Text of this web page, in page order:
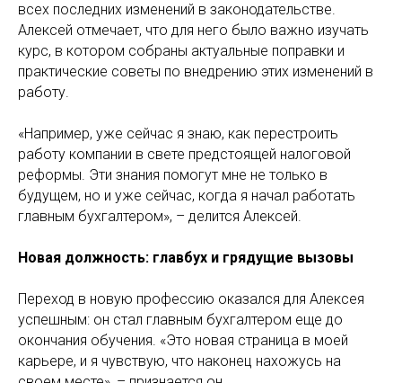
всех последних изменений в законодательстве.
Алексей отмечает, что для него было важно изучать
курс, в котором собраны актуальные поправки и
практические советы по внедрению этих изменений в
работу.
«Например, уже сейчас я знаю, как перестроить
работу компании в свете предстоящей налоговой
реформы. Эти знания помогут мне не только в
будущем, но и уже сейчас, когда я начал работать
главным бухгалтером», – делится Алексей.
Новая должность: главбух и грядущие вызовы
Переход в новую профессию оказался для Алексея
успешным: он стал главным бухгалтером еще до
окончания обучения. «Это новая страница в моей
карьере, и я чувствую, что наконец нахожусь на